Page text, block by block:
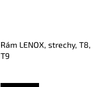
Rám LENOX, strechy, T8,
T9